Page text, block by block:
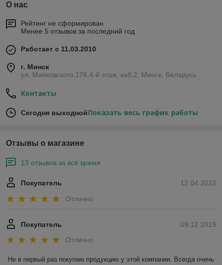
О нас
Рейтинг не сформирован
Менее 5 отзывов за последний год
Работает с 11.03.2010
г. Минск
ул. Маяковского,176,4-й этаж, каб.2, Минск, Беларусь
Контакты
Сегодня выходнойПоказать весь график работы
Отзывы о магазине
13 отзывов за всё время
12.04.2023
Покупатель
Отлично
09.12.2019
Покупатель
Отлично
Не в первый раз покупаю продукцию у этой компании. Всегда очень